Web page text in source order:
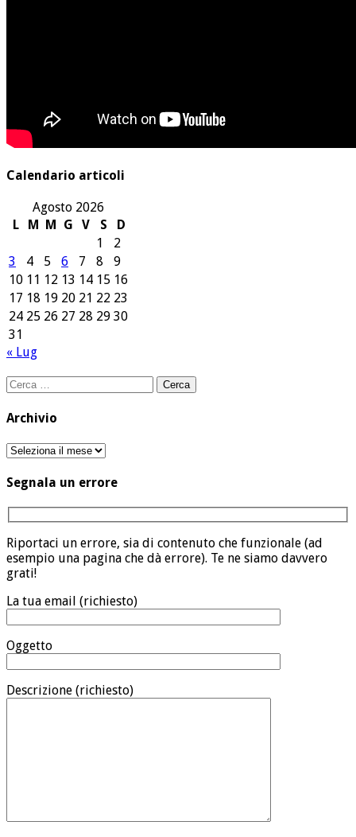
Calendario articoli
Agosto 2026
L
M M G V S
D
1
2
3
4 5 6 7 8
9
10 11 12 13 14 15 16
17 18 19 20 21 22 23
24 25 26 27 28 29 30
31
« Lug
Ricerca
Archivio
Archivio
Segnala un errore
Riportaci un errore, sia di contenuto che funzionale (ad
esempio una pagina che dà errore). Te ne siamo davvero
grati!
La tua email (richiesto)
Oggetto
Descrizione (richiesto)